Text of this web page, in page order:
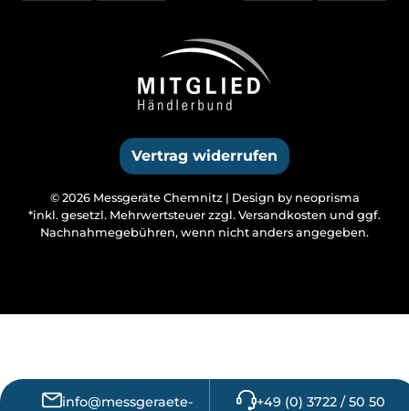
Vertrag widerrufen
© 2026 Messgeräte Chemnitz | Design by neoprisma
*inkl. gesetzl. Mehrwertsteuer zzgl. Versandkosten und ggf.
Nachnahmegebühren, wenn nicht anders angegeben.
info@messgeraete- +49 (0) 3722 / 50 50